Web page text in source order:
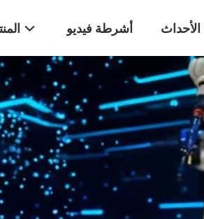
أشرطة فيديو الأحداث